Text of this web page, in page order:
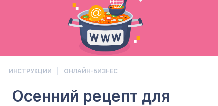
ИНСТРУКЦИИ ОНЛАЙН-БИЗНЕС
Осенний рецепт для